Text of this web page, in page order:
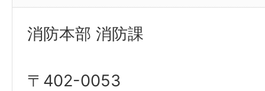
消防本部 消防課
〒402-0053